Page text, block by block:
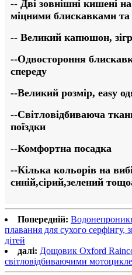
-- Дві зовнішні кишені на
міцними блискавками та
-- Великий капюшон,
--Oдвостороння
спереду
--Великий розмір, easy
--Світловідбиваюча
поїздки
--Комфортна посадка
--Кілька кольорів на
синій,сірий,зелений тощо
Попередній:
плавання для сухого серфінгу,
дітей
далі: Дощовик Oxford
світловідбиваючими